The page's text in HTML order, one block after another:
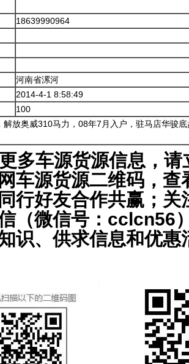
18639990964
河南省漯河
2014-4-1 8:58:49
100
解放奥威310马力，08年7月入户，驻马店华骏
更多车源货源信息，
车源货源二维码，查
行好友合作共赢；关
（微信号：cclcn56
识、供求信息和优惠